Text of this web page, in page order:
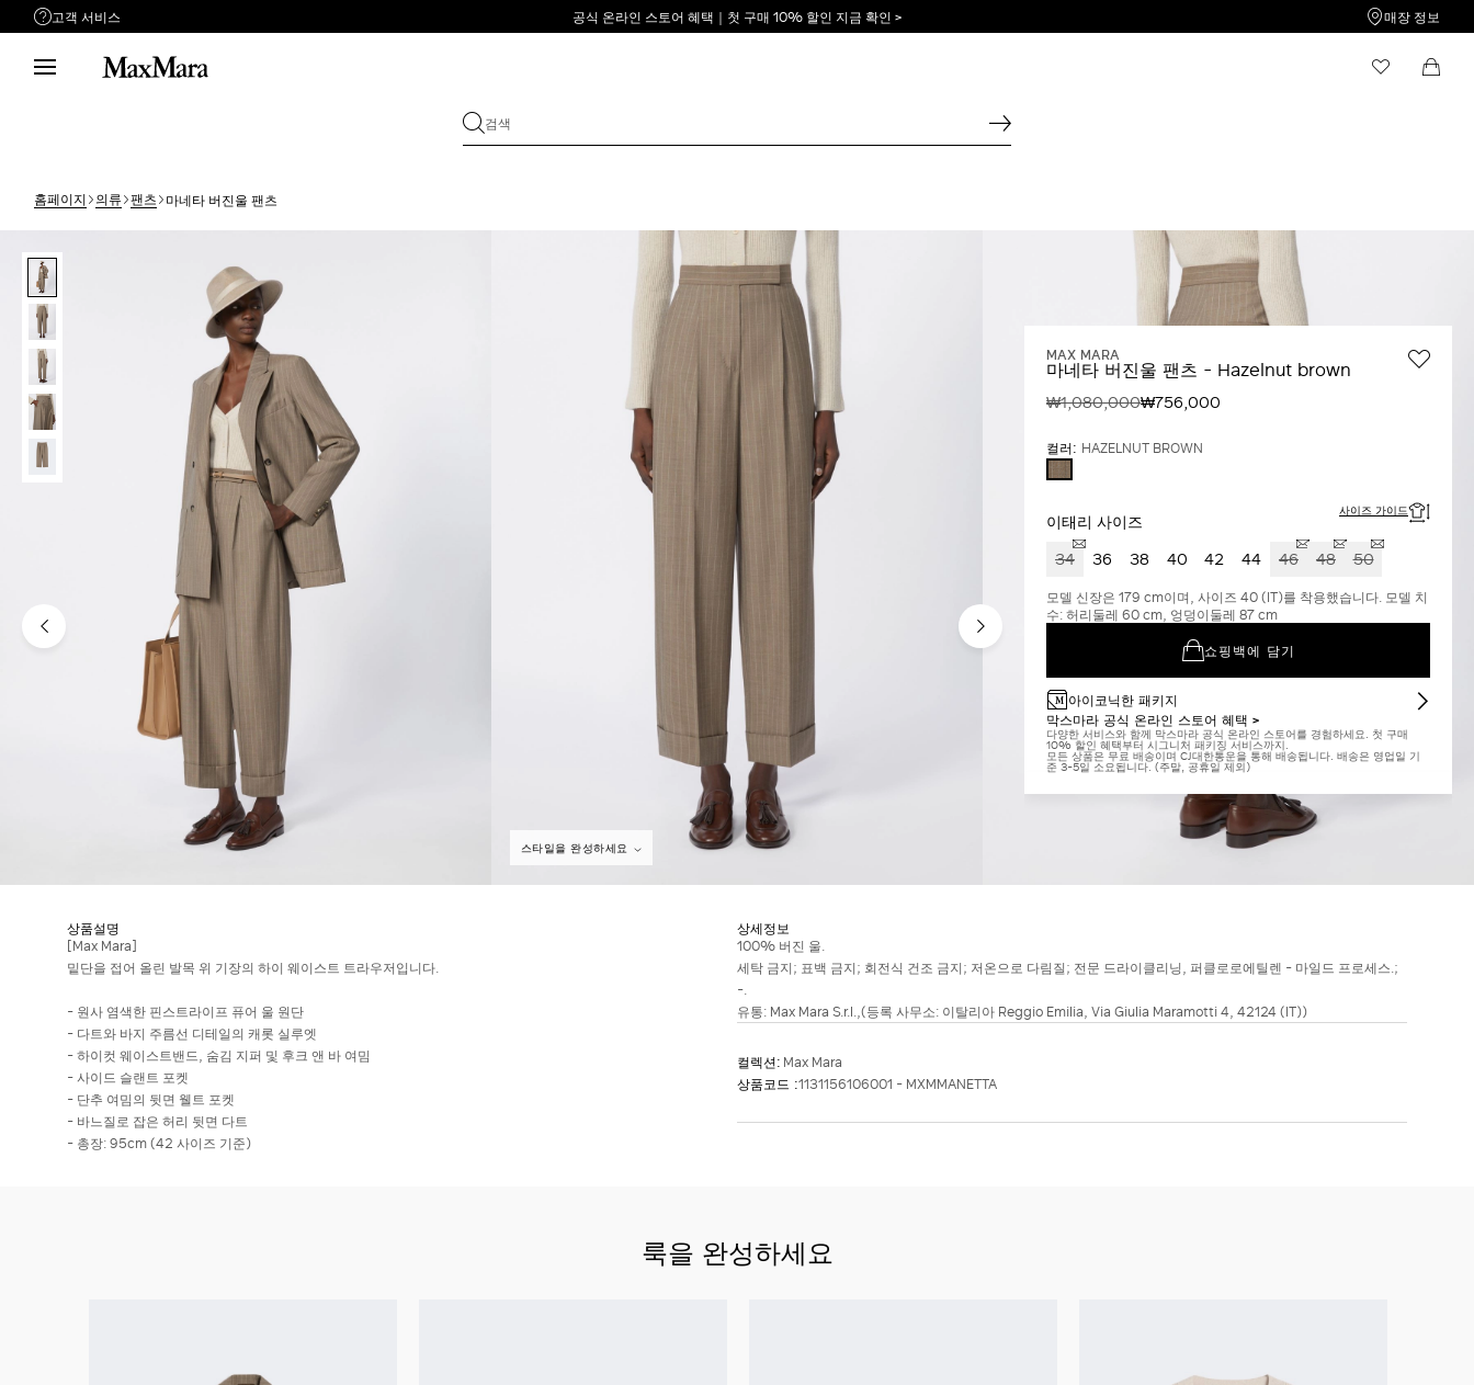
고객 서비스
지원이 필요하신가요?
평일 09:00 ~ 17:00
공식 온라인 스토어 혜택｜첫 구매 10% 할인 지금 확인 > 매장 정보
홈페이지 의류 팬츠 마네타 버진울 팬츠
스타일을 완성하세요
MAX MARA
마네타 버진울 팬츠 - Hazelnut brown
₩1,080,000₩756,000
컬러: HAZELNUT BROWN
HAZELNUT
BROWN
이태리 사이즈 사이즈 가이드
34 36 38 40 42 44 46 48 50
모델 신장은 179 cm이며, 사이즈 40 (IT)를 착용했습니다. 모델 치
수: 허리둘레 60 cm, 엉덩이둘레 87 cm
쇼핑백에 담기
아이코닉한 패키지
막스마라 공식 온라인 스토어 혜택 >
다양한 서비스와 함께 막스마라 공식 온라인 스토어를 경험하세요. 첫 구매
10% 할인 혜택부터 시그니처 패키징 서비스까지.
모든 상품은 무료 배송이며 CJ대한통운을 통해 배송됩니다. 배송은 영업일 기
준 3-5일 소요됩니다. (주말, 공휴일 제외)
상품설명
[Max Mara]
밑단을 접어 올린 발목 위 기장의 하이 웨이스트 트라우저입니다.
- 원사 염색한 핀스트라이프 퓨어 울 원단
- 다트와 바지 주름선 디테일의 캐롯 실루엣
- 하이컷 웨이스트밴드, 숨김 지퍼 및 후크 앤 바 여밈
- 사이드 슬랜트 포켓
- 단추 여밈의 뒷면 웰트 포켓
- 바느질로 잡은 허리 뒷면 다트
- 총장: 95cm (42 사이즈 기준)
상세정보
100% 버진 울.
세탁 금지; 표백 금지; 회전식 건조 금지; 저온으로 다림질; 전문 드라이클리닝, 퍼클로로에틸렌 - 마일드 프로세스.;
-.
유통: Max Mara S.r.l.,(등록 사무소: 이탈리아 Reggio Emilia, Via Giulia Maramotti 4, 42124 (IT))
컬렉션: Max Mara
상품코드 :1131156106001 - MXMMANETTA
룩을 완성하세요
비밀번호를 잊어버리셨습니까?
로그인
막스마라의 세계로 당신을 초대합니다